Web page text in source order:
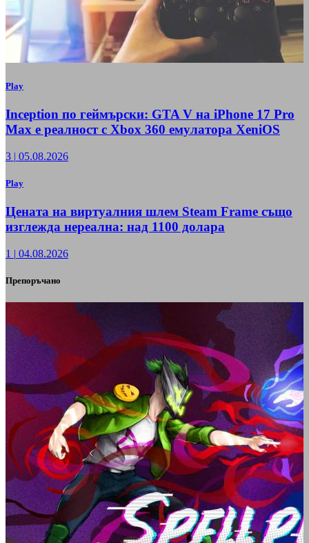
Play
Inception по геймърски: GTA V на iPhone 17 Pro
Max е реалност с Xbox 360 емулатора XeniOS
3 | 05.08.2026
Play
Цената на виртуалния шлем Steam Frame също
изглежда нереална: над 1100 долара
1 | 04.08.2026
Препоръчано